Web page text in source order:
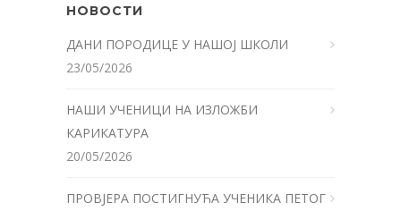
НОВОСТИ
ДАНИ ПОРОДИЦЕ У НАШОЈ ШКОЛИ
23/05/2026
НАШИ УЧЕНИЦИ НА ИЗЛОЖБИ
КАРИКАТУРА
20/05/2026
ПРОВЈЕРА ПОСТИГНУЋА УЧЕНИКА ПЕТОГ